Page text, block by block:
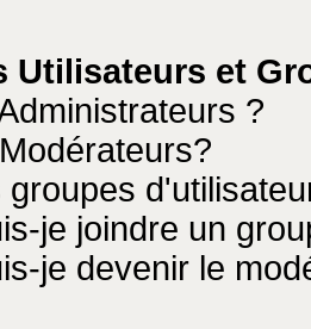
Utilisateurs et
?
je joindre un
je devenir le